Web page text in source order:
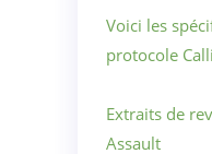
Voici les
protocole
Extraits de
Assault